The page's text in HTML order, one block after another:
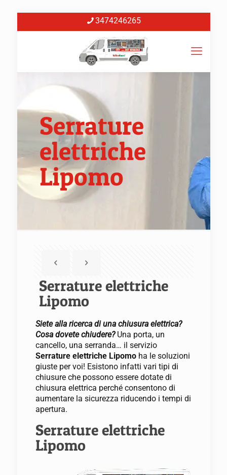
3474246265
Serrature
elettriche
Lipomo
Serrature elettriche
Lipomo
Siete alla ricerca di una chiusura elettrica?
Cosa dovete chiudere?Una porta, un
cancello, una serranda… il servizio
Serrature elettriche Lipomo ha le soluzioni
giuste per voi! Esistono infatti vari tipi di
chiusure che possono essere dotate di
chiusura elettrica perché consentono di
aumentare la sicurezza riducendo i tempi di
apertura.
Serrature elettriche
Lipomo